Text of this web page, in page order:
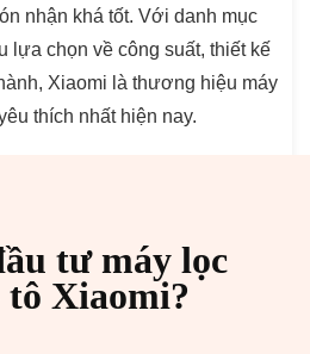
nhận khá tốt. Với danh mục
lựa chọn về công suất, thiết kế
Xiaomi là thương hiệu máy
thích nhất hiện nay.
tư máy lọc
Xiaomi?